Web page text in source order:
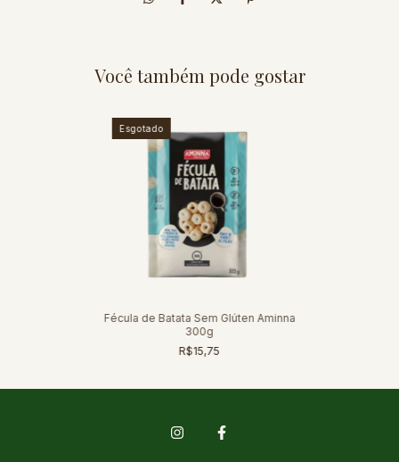
Você também pode gostar
Esgotado
Fécula de Batata Sem Glúten Aminna
300g
R$15,75